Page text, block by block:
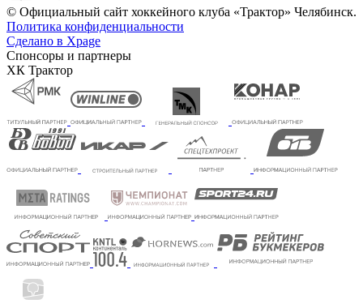
© Официальный сайт хоккейного клуба «Трактор» Челябинск.
Политика конфиденциальности
Сделано в Xpage
Спонсоры и партнеры
ХК Трактор